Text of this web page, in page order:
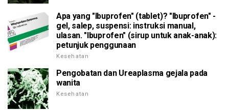
Apa yang "Ibuprofen" (tablet)? "Ibuprofen" -
gel, salep, suspensi: instruksi manual,
ulasan. "Ibuprofen" (sirup untuk anak-anak):
petunjuk penggunaan
Kesehatan
Pengobatan dan Ureaplasma gejala pada
wanita
Kesehatan